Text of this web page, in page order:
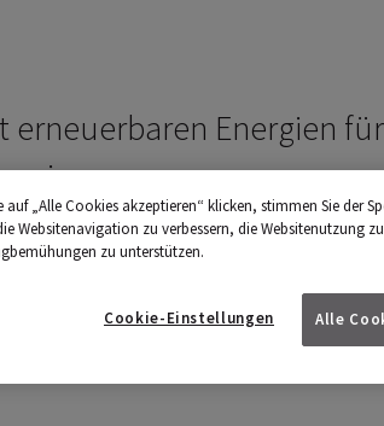
erneuerbaren Energien für
auf „Alle Cookies akzeptieren“ klicken, stimmen Sie der
Websitenavigation zu verbessern, die Websitenutzung
zu unterstützen.
Alle
Cookie-Einstellungen